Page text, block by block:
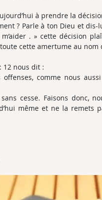
à prendre la
? Parle à ton Dieu et
m’aider . » cette décision
cette amertume au nom
12 nous dit :
offenses, comme nous
cesse. Faisons donc,
même et ne la remets